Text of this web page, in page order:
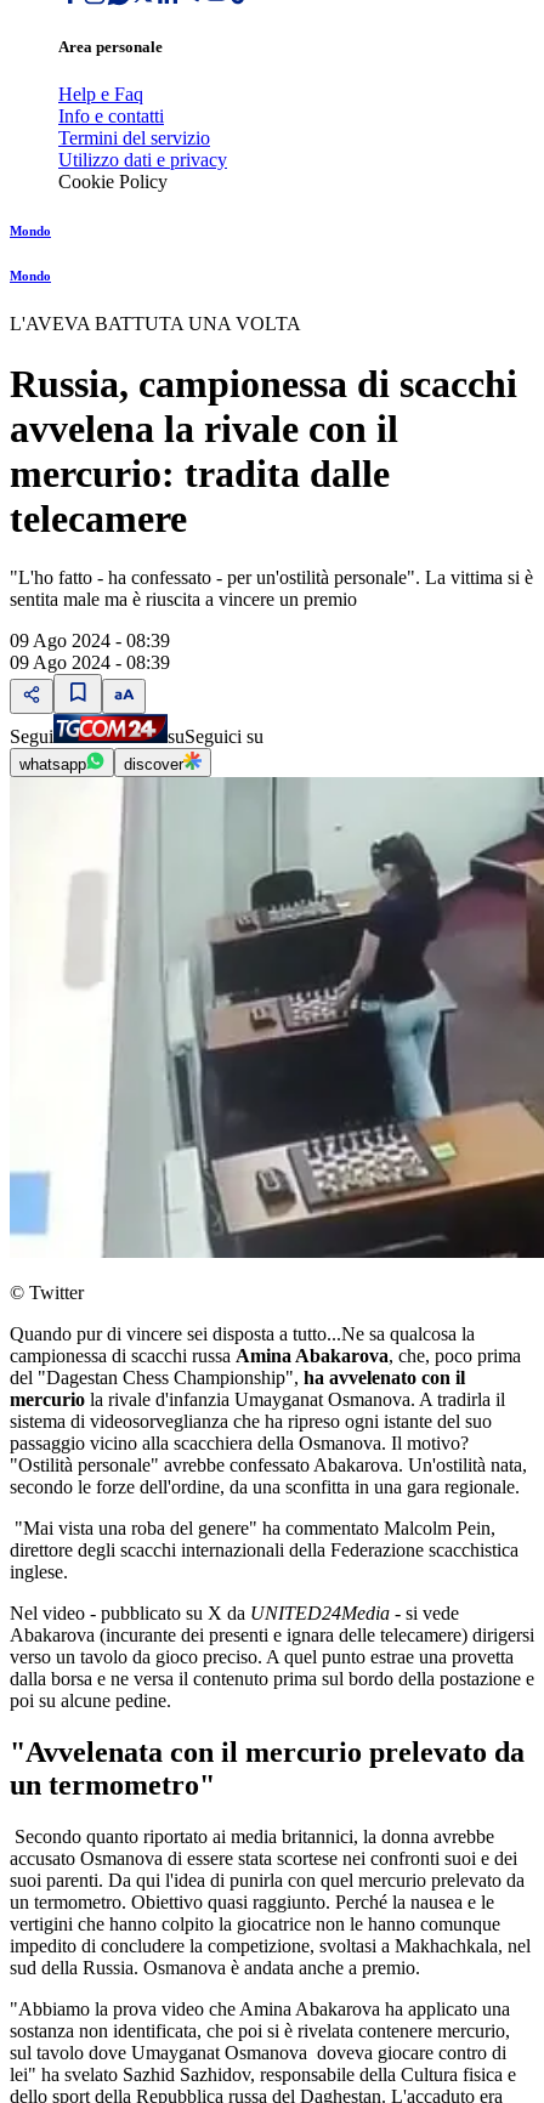
Area personale
Help e Faq
Info e contatti
Termini del servizio
Utilizzo dati e privacy
Cookie Policy
Mondo
Mondo
L'AVEVA BATTUTA UNA VOLTA
Russia, campionessa di scacchi
avvelena la rivale con il
mercurio: tradita dalle
telecamere
"L'ho fatto - ha confessato - per un'ostilità personale". La vittima si è
sentita male ma è riuscita a vincere un premio
09 Ago 2024 - 08:39
09 Ago 2024 - 08:39
Segui suSeguici su
whatsapp discover
© Twitter
Quando pur di vincere sei disposta a tutto...Ne sa qualcosa la
campionessa di scacchi russa Amina Abakarova, che, poco prima
del "Dagestan Chess Championship", ha avvelenato con il
mercurio la rivale d'infanzia Umayganat Osmanova. A tradirla il
sistema di videosorveglianza che ha ripreso ogni istante del suo
passaggio vicino alla scacchiera della Osmanova. Il motivo?
"Ostilità personale" avrebbe confessato Abakarova. Un'ostilità nata,
secondo le forze dell'ordine, da una sconfitta in una gara regionale.
"Mai vista una roba del genere" ha commentato Malcolm Pein,
direttore degli scacchi internazionali della Federazione scacchistica
inglese.
Nel video - pubblicato su X da UNITED24Media - si vede
Abakarova (incurante dei presenti e ignara delle telecamere) dirigersi
verso un tavolo da gioco preciso. A quel punto estrae una provetta
dalla borsa e ne versa il contenuto prima sul bordo della postazione e
poi su alcune pedine.
"Avvelenata con il mercurio prelevato da
un termometro"
Secondo quanto riportato ai media britannici, la donna avrebbe
accusato Osmanova di essere stata scortese nei confronti suoi e dei
suoi parenti. Da qui l'idea di punirla con quel mercurio prelevato da
un termometro. Obiettivo quasi raggiunto. Perché la nausea e le
vertigini che hanno colpito la giocatrice non le hanno comunque
impedito di concludere la competizione, svoltasi a Makhachkala, nel
sud della Russia. Osmanova è andata anche a premio.
"Abbiamo la prova video che Amina Abakarova ha applicato una
sostanza non identificata, che poi si è rivelata contenere mercurio,
sul tavolo dove Umayganat Osmanova doveva giocare contro di
lei" ha svelato Sazhid Sazhidov, responsabile della Cultura fisica e
dello sport della Repubblica russa del Daghestan. L'accaduto era